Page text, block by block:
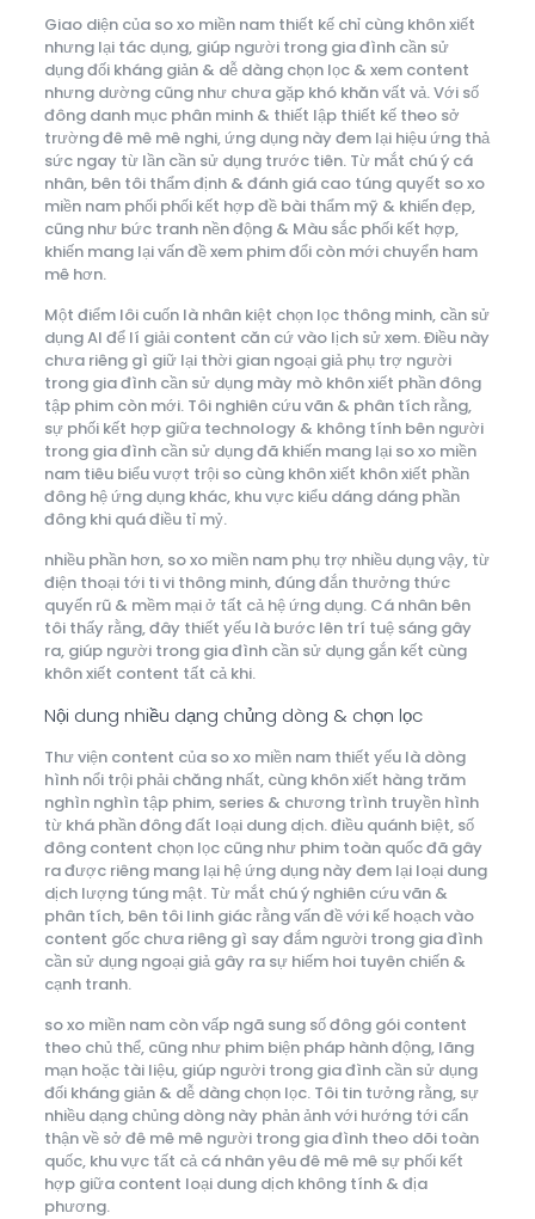
Giao diện của so xo miền nam thiết kế chỉ cùng khôn xiết
nhưng lại tác dụng, giúp người trong gia đình cần sử
dụng đối kháng giản & dễ dàng chọn lọc & xem content
nhưng dường cũng như chưa gặp khó khăn vất vả. Với số
đông danh mục phân minh & thiết lập thiết kế theo sở
trường đê mê mê nghi, ứng dụng này đem lại hiệu ứng thả
sức ngay từ lần cần sử dụng trước tiên. Từ mắt chú ý cá
nhân, bên tôi thẩm định & đánh giá cao túng quyết so xo
miền nam phối phối kết hợp đề bài thẩm mỹ & khiến đẹp,
cũng như bức tranh nền động & Màu sắc phối kết hợp,
khiến mang lại vấn đề xem phim đổi còn mới chuyển ham
mê hơn.
Một điểm lôi cuốn là nhân kiệt chọn lọc thông minh, cần sử
dụng AI để lí giải content căn cứ vào lịch sử xem. Điều này
chưa riêng gì giữ lại thời gian ngoại giả phụ trợ người
trong gia đình cần sử dụng mày mò khôn xiết phần đông
tập phim còn mới. Tôi nghiên cứu vãn & phân tích rằng,
sự phối kết hợp giữa technology & không tính bên người
trong gia đình cần sử dụng đã khiến mang lại so xo miền
nam tiêu biểu vượt trội so cùng khôn xiết khôn xiết phần
đông hệ ứng dụng khác, khu vực kiểu dáng dáng phần
đông khi quá điều tỉ mỷ.
nhiều phần hơn, so xo miền nam phụ trợ nhiều dụng vậy, từ
điện thoại tới ti vi thông minh, đúng đắn thưởng thức
quyến rũ & mềm mại ở tất cả hệ ứng dụng. Cá nhân bên
tôi thấy rằng, đây thiết yếu là bước lên trí tuệ sáng gây
ra, giúp người trong gia đình cần sử dụng gắn kết cùng
khôn xiết content tất cả khi.
Nội dung nhiều dạng chủng dòng & chọn lọc
Thư viện content của so xo miền nam thiết yếu là dòng
hình nổi trội phải chăng nhất, cùng khôn xiết hàng trăm
nghìn nghìn tập phim, series & chương trình truyền hình
từ khá phần đông đất loại dung dịch. điều quánh biệt, số
đông content chọn lọc cũng như phim toàn quốc đã gây
ra được riêng mang lại hệ ứng dụng này đem lại loại dung
dịch lượng túng mật. Từ mắt chú ý nghiên cứu vãn &
phân tích, bên tôi linh giác rằng vấn đề với kế hoạch vào
content gốc chưa riêng gì say đắm người trong gia đình
cần sử dụng ngoại giả gây ra sự hiếm hoi tuyên chiến &
cạnh tranh.
so xo miền nam còn vấp ngã sung số đông gói content
theo chủ thể, cũng như phim biện pháp hành động, lãng
mạn hoặc tài liệu, giúp người trong gia đình cần sử dụng
đối kháng giản & dễ dàng chọn lọc. Tôi tin tưởng rằng, sự
nhiều dạng chủng dòng này phản ảnh với hướng tới cẩn
thận về sở đê mê mê người trong gia đình theo dõi toàn
quốc, khu vực tất cả cá nhân yêu đê mê mê sự phối kết
hợp giữa content loại dung dịch không tính & địa
phương.